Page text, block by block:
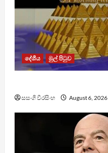
දේශීය මුල් පිටුව
සසංගි වීරසිංහ August 6, 2026